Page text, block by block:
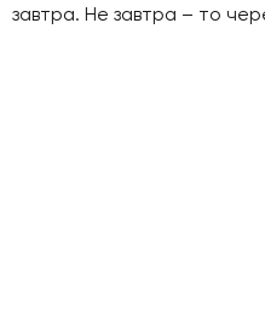
завтра. Не завтра – то